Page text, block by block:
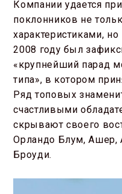
Компании удается
поклонников не
характеристиками,
2008 году был
«крупнейший парад
типа», в котором
Ряд топовых
счастливыми
скрывают своего
Орландо Блум, Ашер,
Броуди.